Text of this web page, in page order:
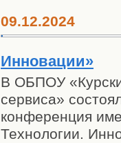
09.12.2024
Инновации»
В ОБПОУ
сервиса»
конференция
Технологии.